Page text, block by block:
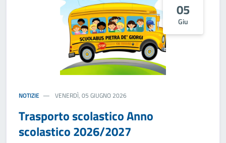
05
Giu
NOTIZIE VENERDÌ, 05 GIUGNO 2026
Trasporto scolastico Anno
scolastico 2026/2027